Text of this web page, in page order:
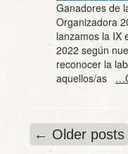
Ganadores de
Organizadora
lanzamos la IX
2022 según
reconocer la
aquellos/as
← Older posts